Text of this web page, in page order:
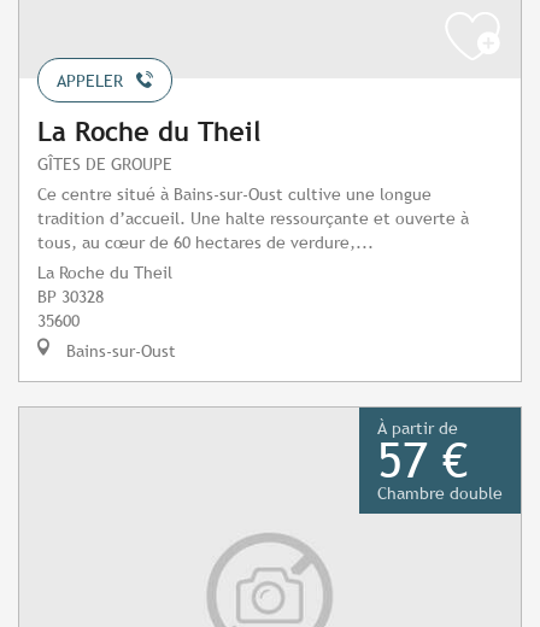
APPELER
La Roche du Theil
GÎTES DE GROUPE
Ce centre situé à Bains-sur-Oust cultive une longue
tradition d’accueil. Une halte ressourçante et ouverte à
tous, au cœur de 60 hectares de verdure,...
La Roche du Theil
BP 30328
35600
Bains-sur-Oust
À partir de
57 €
Chambre double